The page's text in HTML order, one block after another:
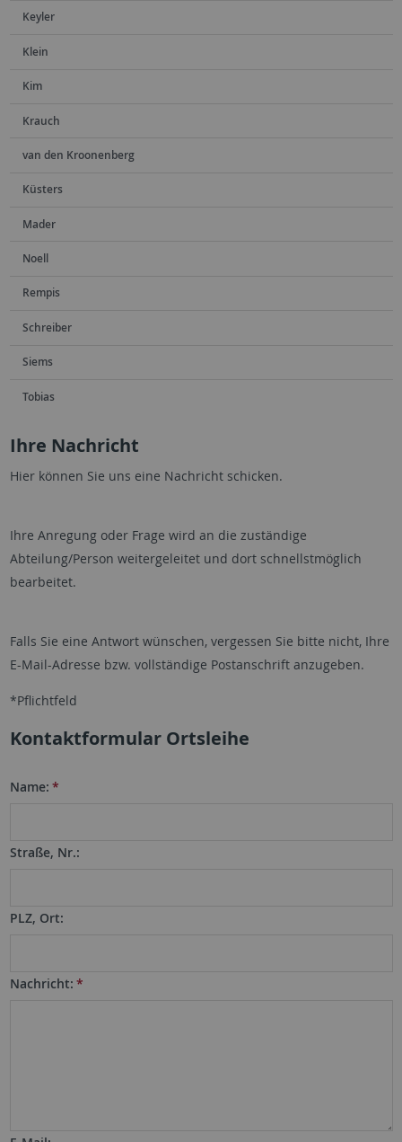
Keyler
Klein
Kim
Krauch
van den Kroonenberg
Küsters
Mader
Noell
Rempis
Schreiber
Siems
Tobias
Ihre Nachricht
Hier können Sie uns eine Nachricht schicken.
Ihre Anregung oder Frage wird an die zuständige
Abteilung/Person weitergeleitet und dort schnellstmöglich
bearbeitet.
Falls Sie eine Antwort wünschen, vergessen Sie bitte nicht, Ihre
E-Mail-Adresse bzw. vollständige Postanschrift anzugeben.
*Pflichtfeld
Kontaktformular Ortsleihe
Name: *
Straße, Nr.:
PLZ, Ort:
Nachricht: *